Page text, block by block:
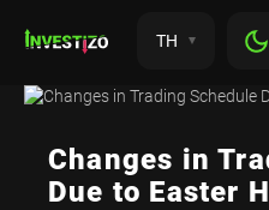
TH
Changes in
Due to Easter